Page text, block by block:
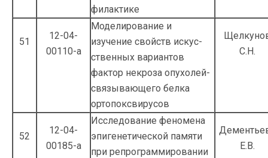
филактике
51
12-04-
00110-а
Моделирование и
изучение свойств искус­
ственных вариантов
фактор некроза опухо­лей-
связывающего белка
ортопоксвирусов
С.Н.
52
12-04-
00185-а
Исследование феномена
эпигенетической памяти
при репрограммировании
Е.В.